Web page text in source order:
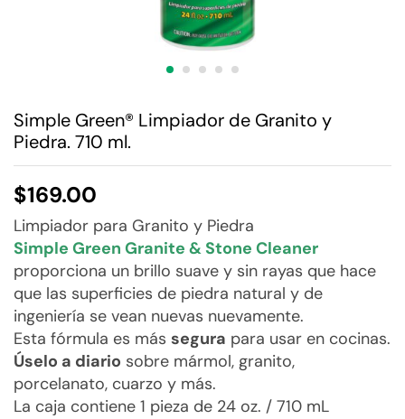
Simple Green® Limpiador de Granito y
Piedra. 710 ml.
$169.00
Limpiador para Granito y Piedra
Simple Green Granite & Stone Cleaner
proporciona un brillo suave y sin rayas que hace
que las superficies de piedra natural y de
ingeniería se vean nuevas nuevamente.
Esta fórmula es más segura para usar en cocinas.
Úselo a diario sobre mármol, granito,
porcelanato, cuarzo y más.
La caja contiene 1 pieza de 24 oz. / 710 mL